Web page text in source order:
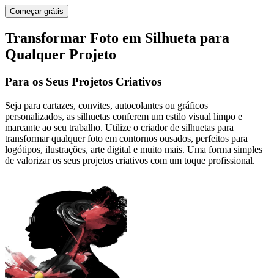
Começar grátis
Transformar Foto em Silhueta para
Qualquer Projeto
Para os Seus Projetos Criativos
Seja para cartazes, convites, autocolantes ou gráficos
personalizados, as silhuetas conferem um estilo visual limpo e
marcante ao seu trabalho. Utilize o criador de silhuetas para
transformar qualquer foto em contornos ousados, perfeitos para
logótipos, ilustrações, arte digital e muito mais. Uma forma simples
de valorizar os seus projetos criativos com um toque profissional.